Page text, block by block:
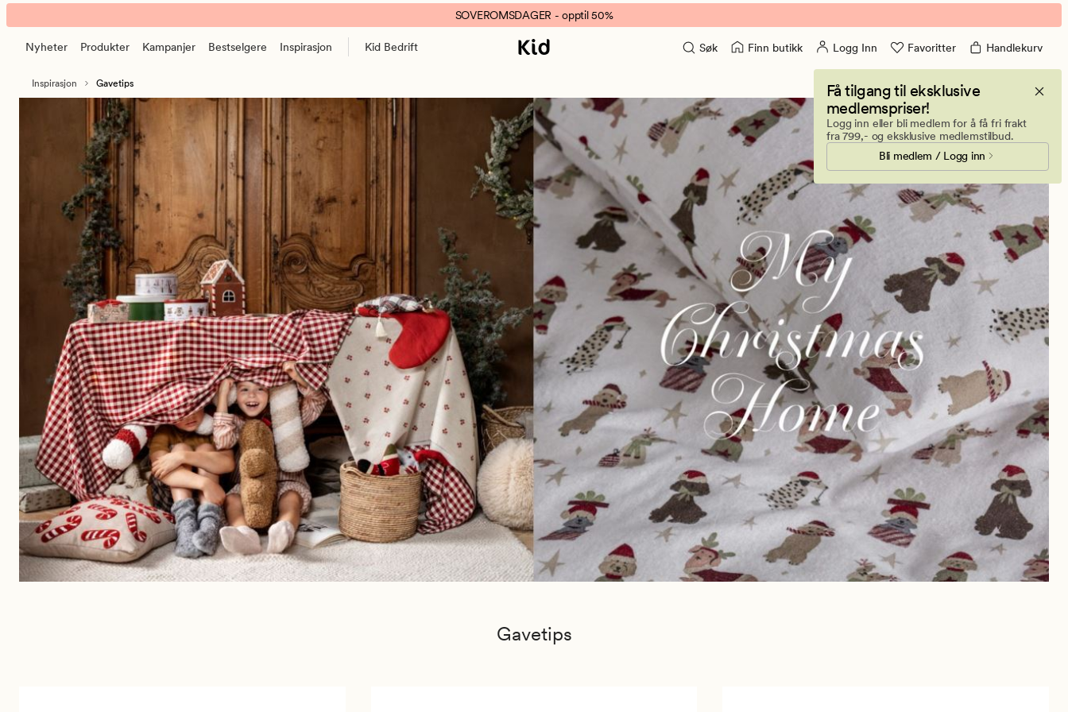
Gavetips
banner.
Klikk
SOVEROMSDAGER - opptil 50%
Nyheter Produkter Kampanjer Bestselgere Inspirasjon Kid Bedrift Søk Finn butikk Logg Inn Favoritter Handlekurv
Få tilgang til eksklusive
medlemspriser!
Logg inn eller bli medlem for å få fri frakt
fra 799,- og eksklusive medlemstilbud.
Bli medlem / Logg inn
Inspirasjon Gavetips
Gavetips